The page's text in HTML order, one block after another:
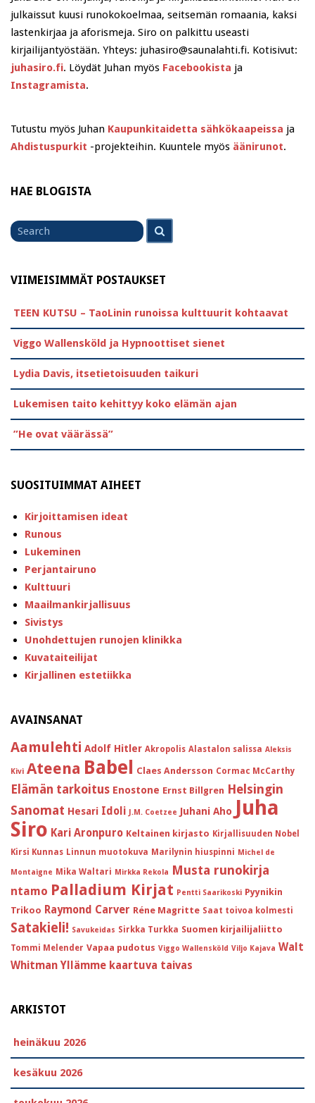
julkaissut kuusi runokokoelmaa, seitsemän romaania, kaksi
lastenkirjaa ja aforismeja. Siro on palkittu useasti
kirjailijantyöstään. Yhteys: juhasiro@saunalahti.fi. Kotisivut:
juhasiro.fi. Löydät Juhan myös Facebookista ja
Instagramista.
Tutustu myös Juhan Kaupunkitaidetta sähkökaapeissa ja
Ahdistuspurkit -projekteihin. Kuuntele myös äänirunot.
HAE BLOGISTA
Search
for
VIIMEISIMMÄT POSTAUKSET
TEEN KUTSU – TaoLinin runoissa kulttuurit kohtaavat
Viggo Wallensköld ja Hypnoottiset sienet
Lydia Davis, itsetietoisuuden taikuri
Lukemisen taito kehittyy koko elämän ajan
”He ovat väärässä”
SUOSITUIMMAT AIHEET
Kirjoittamisen ideat
Runous
Lukeminen
Perjantairuno
Kulttuuri
Maailmankirjallisuus
Sivistys
Unohdettujen runojen klinikka
Kuvataiteilijat
Kirjallinen estetiikka
AVAINSANAT
Aamulehti Adolf Hitler Akropolis Alastalon salissa Aleksis
Kivi Ateena Babel Claes Andersson Cormac McCarthy
Elämän tarkoitus Enostone Ernst Billgren Helsingin
Sanomat Hesari Idoli J.M. Coetzee Juhani Aho Juha
Siro Kari Aronpuro Keltainen kirjasto Kirjallisuuden Nobel
Kirsi Kunnas Linnun muotokuva Marilynin hiuspinni Michel de
Montaigne Mika Waltari Mirkka Rekola Musta runokirja
ntamo Palladium Kirjat Pentti Saarikoski Pyynikin
Trikoo Raymond Carver Réne Magritte Saat toivoa kolmesti
Satakieli! Savukeidas Sirkka Turkka Suomen kirjailijaliitto
Tommi Melender Vapaa pudotus Viggo Wallensköld Viljo Kajava Walt
Whitman Yllämme kaartuva taivas
ARKISTOT
heinäkuu 2026
kesäkuu 2026